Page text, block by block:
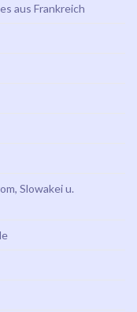
aus Frankreich
Slowakei u.